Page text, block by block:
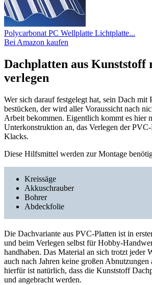
Polycarbonat PC Wellplatte Lichtplatte...
Bei Amazon kaufen
Dachplatten aus Kunststoff
verlegen
Wer sich darauf festgelegt hat, sein Dach mit
bestücken, der wird aller Voraussicht nach
Arbeit bekommen. Eigentlich kommt es hier
Unterkonstruktion an, das Verlegen der
Klacks.
Diese Hilfsmittel werden zur Montage
Kreissäge
Akkuschrauber
Bohrer
Abdeckfolie
Die Dachvariante aus PVC-Platten ist in
und beim Verlegen selbst für Hobby-
handhaben. Das Material an sich trotzt jeder
auch nach Jahren keine großen Abnutzungen
hierfür ist natürlich, dass die Kunststoff
und angebracht werden.